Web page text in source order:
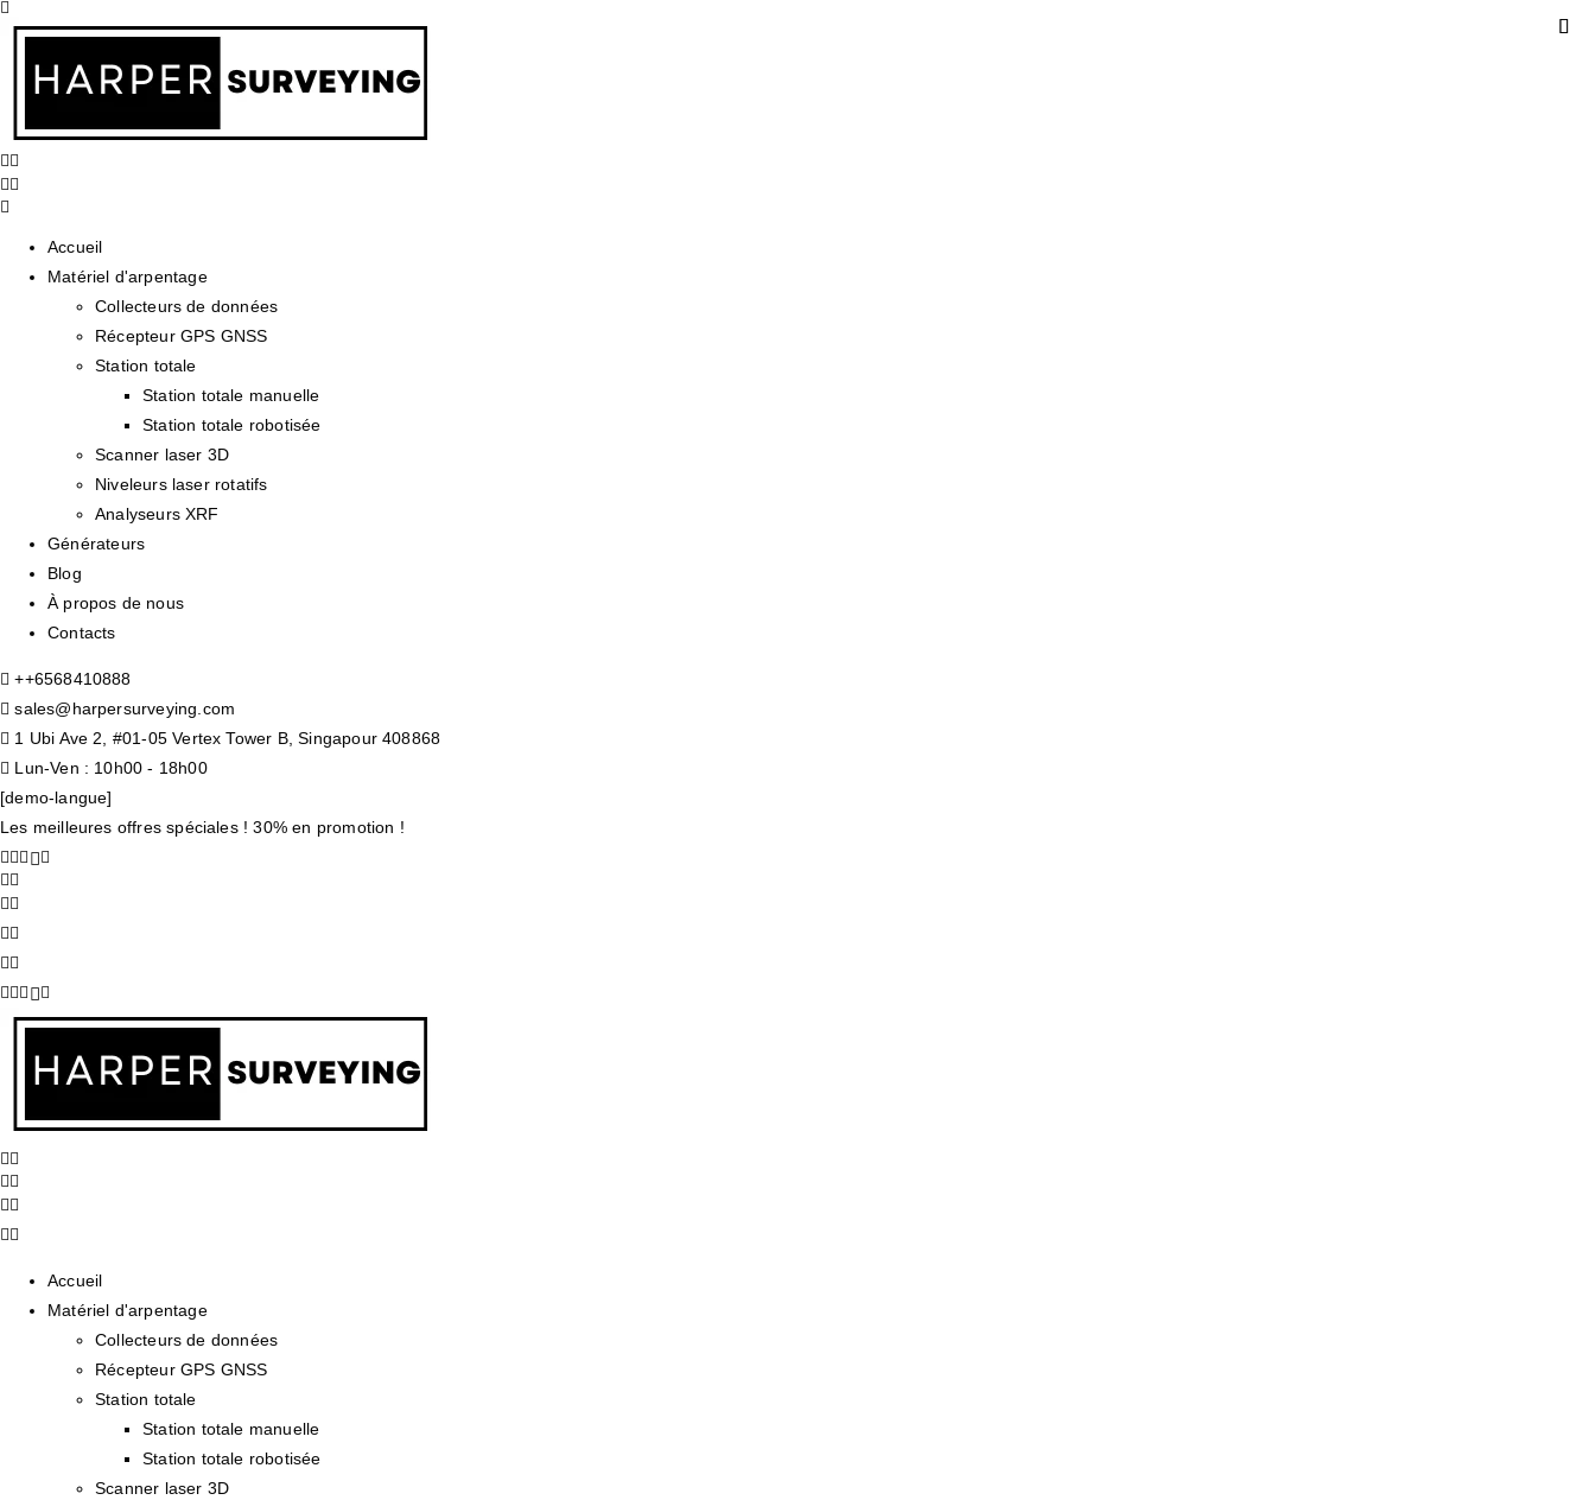
Accueil
Matériel d'arpentage
Collecteurs de données
Récepteur GPS GNSS
Station totale
Station totale manuelle
Station totale robotisée
Scanner laser 3D
Niveleurs laser rotatifs
Analyseurs XRF
Générateurs
Blog
À propos de nous
Contacts
++6568410888
sales@harpersurveying.com
1 Ubi Ave 2, #01-05 Vertex Tower B, Singapour 408868
Lun-Ven : 10h00 - 18h00
[demo-langue]
Les meilleures offres spéciales ! 30% en promotion !
Accueil
Matériel d'arpentage
Collecteurs de données
Récepteur GPS GNSS
Station totale
Station totale manuelle
Station totale robotisée
Scanner laser 3D